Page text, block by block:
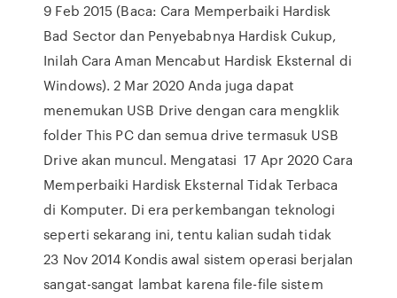
9 Feb 2015 (Baca: Cara Memperbaiki Hardisk
Bad Sector dan Penyebabnya Hardisk Cukup,
Inilah Cara Aman Mencabut Hardisk Eksternal di
Windows). 2 Mar 2020 Anda juga dapat
menemukan USB Drive dengan cara mengklik
folder This PC dan semua drive termasuk USB
Drive akan muncul. Mengatasi 17 Apr 2020 Cara
Memperbaiki Hardisk Eksternal Tidak Terbaca
di Komputer. Di era perkembangan teknologi
seperti sekarang ini, tentu kalian sudah tidak
23 Nov 2014 Kondis awal sistem operasi berjalan
sangat-sangat lambat karena file-file sistem